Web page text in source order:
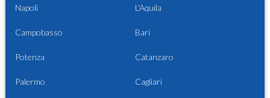
Napoli L'Aquila
Campobasso Bari
Potenza Catanzaro
Palermo Cagliari